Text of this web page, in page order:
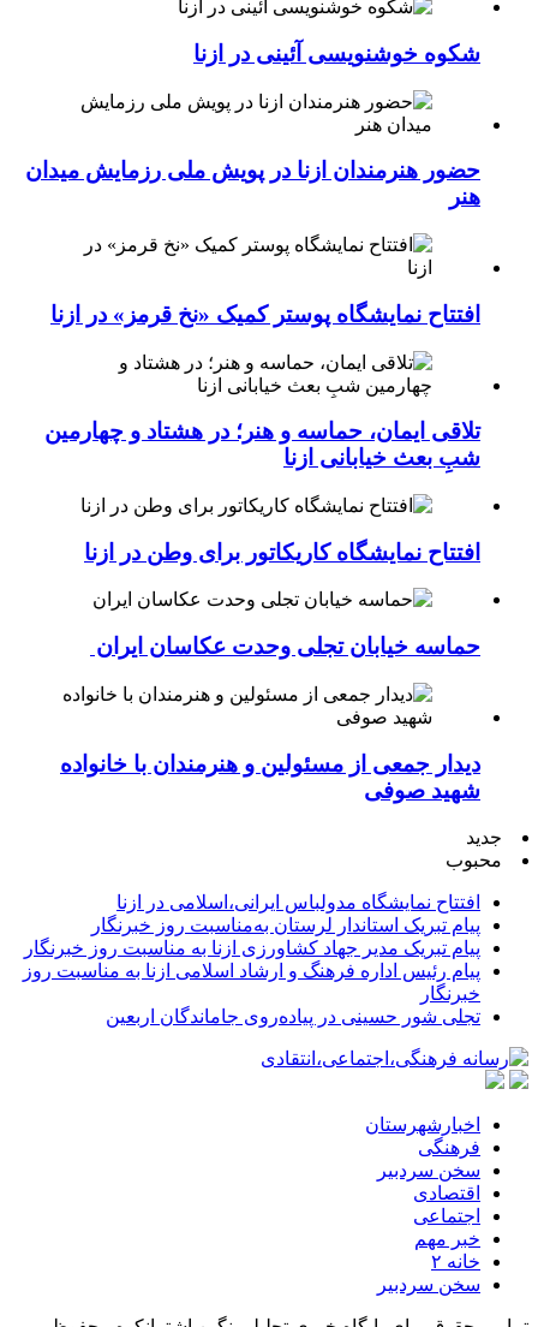
شکوه خوشنویسی آئینی در ازنا
حضور هنرمندان ازنا در پویش ملی رزمایش میدان
هنر
افتتاح نمایشگاه پوستر کمیک «نخ قرمز» در ازنا
تلاقی ایمان، حماسه و هنر؛ در هشتاد و چهارمین
شبِ بعث خیابانی ازنا
افتتاح نمایشگاه کاریکاتور برای وطن در ازنا
حماسه خیابان تجلی وحدت عکاسان ایران
دیدار جمعی از مسئولین و هنرمندان با خانواده
شهید صوفی
جدید
محبوب
افتتاح نمایشگاه مدولباس ایرانی،اسلامی در ازنا
پیام تبریک استاندار لرستان به‌مناسبت روز خبرنگار
پیام تبریک مدیر جهاد کشاورزی ازنا به مناسبت روز خبرنگار
پیام رئیس اداره فرهنگ و ارشاد اسلامی ازنا به مناسبت روز
خبرنگار
تجلی شور حسینی در پیاده‌روی جاماندگان اربعین
اخبارشهرستان
فرهنگی
سخن سردبیر
اقتصادی
اجتماعی
خبر مهم
خانه ۲
سخن سردبیر